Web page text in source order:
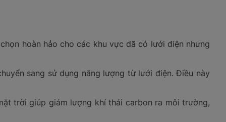
hoàn hảo cho các khu vực đã có lưới điện nhưng
sang sử dụng năng lượng từ lưới điện. Điều này
trời giúp giảm lượng khí thải carbon ra môi trường,